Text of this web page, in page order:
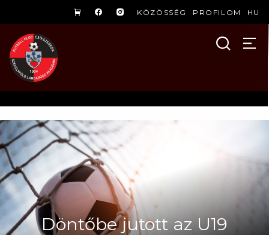
KÖZÖSSÉG PROFILOM HU
Döntőbe jutott az U19